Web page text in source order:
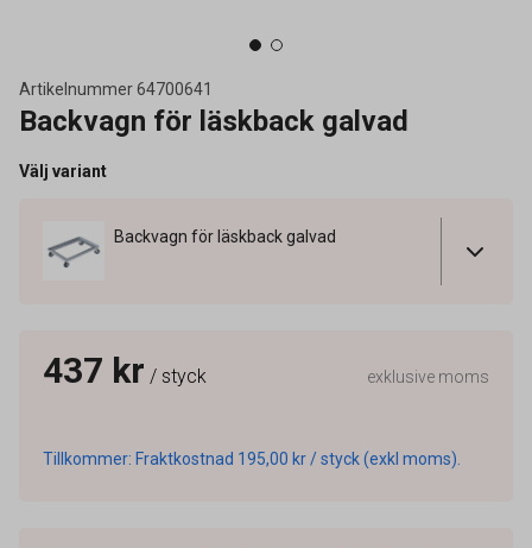
Artikelnummer64700641
Backvagn för läskback galvad
Välj variant
Backvagn för läskback galvad
437 kr / styck exklusive moms
Tillkommer: Fraktkostnad 195,00 kr / styck (exkl moms).